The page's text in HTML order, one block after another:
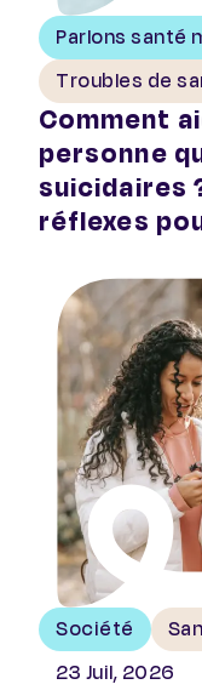
Parlons santé
Troubles de
Comment
personne
suicidaires
réflexes
Société
23 Juil, 2026
Interdiction du